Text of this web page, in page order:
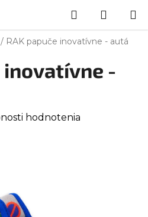
Hľadať
KOŠÍK
/ RAK papuče inovatívne - autá
inovatívne -
hodnotenia